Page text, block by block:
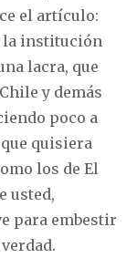
el artículo:
la institución
lacra, que
y demás
poco a
quisiera
los de El
usted,
para embestir